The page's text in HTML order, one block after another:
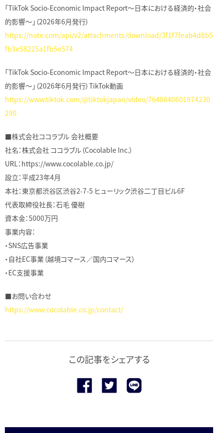
「TikTok Socio-Economic Impact Report〜日本における経済的・社会
的影響〜」（2026年6月発行）
https://note.com/api/v2/attachments/download/3f1f7feab4d8b5
fb3e58225a1fb5e574
「TikTok Socio-Economic Impact Report〜日本における経済的・社会
的影響〜」（2026年6月発行）TikTok動画
https://www.tiktok.com/@tiktokjapan/video/7648840601974230
290
■株式会社ココラブル 会社概要
社名：株式会社 ココラブル（Cocolable Inc.）
URL：https://www.cocolable.co.jp/
設立：平成23年4月
本社：東京都渋谷区渋谷2-7-5 ヒューリック渋谷二丁目ビル6F
代表取締役社長：石毛 優樹
資本金：5000万円
事業内容：
・SNS広告事業
・自社EC事業（越境コマース／国内コマース）
・EC支援事業
■お問い合わせ
https://www.cocolable.co.jp/contact/
この記事をシェアする